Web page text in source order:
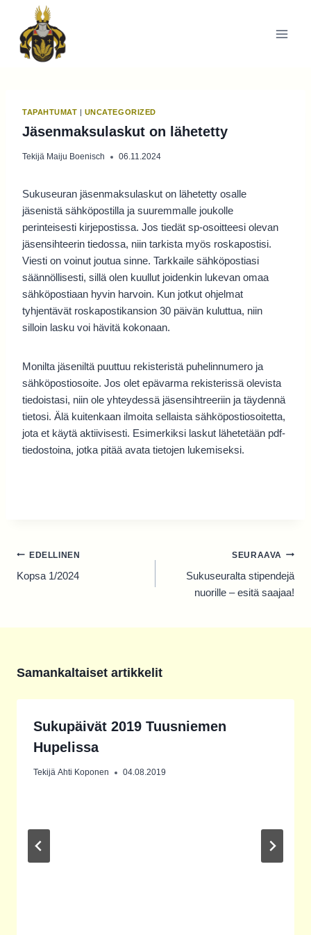
sisältöön
TAPAHTUMAT | UNCATEGORIZED
Jäsenmaksulaskut on lähetetty
Tekijä Maiju Boenisch 06.11.2024
Sukuseuran jäsenmaksulaskut on lähetetty osalle
jäsenistä sähköpostilla ja suuremmalle joukolle
perinteisesti kirjepostissa. Jos tiedät sp-osoitteesi olevan
jäsensihteerin tiedossa, niin tarkista myös roskapostisi.
Viesti on voinut joutua sinne. Tarkkaile sähköpostiasi
säännöllisesti, sillä olen kuullut joidenkin lukevan omaa
sähköpostiaan hyvin harvoin. Kun jotkut ohjelmat
tyhjentävät roskapostikansion 30 päivän kuluttua, niin
silloin lasku voi hävitä kokonaan.
Monilta jäseniltä puuttuu rekisteristä puhelinnumero ja
sähköpostiosoite. Jos olet epävarma rekisterissä olevista
tiedoistasi, niin ole yhteydessä jäsensihtreeriin ja täydennä
tietosi. Älä kuitenkaan ilmoita sellaista sähköpostiosoitetta,
jota et käytä aktiivisesti. Esimerkiksi laskut lähetetään pdf-
tiedostoina, jotka pitää avata tietojen lukemiseksi.
Artikkelien
selaus
EDELLINEN
Kopsa 1/2024
SEURAAVA
Sukuseuralta stipendejä
nuorille – esitä saajaa!
Samankaltaiset artikkelit
Sukupäivät 2019 Tuusniemen
Hupelissa
Tekijä Ahti Koponen 04.08.2019